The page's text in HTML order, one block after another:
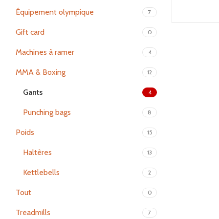
Équipement olympique 7
Gift card 0
Machines à ramer 4
MMA & Boxing 12
Gants 4
Punching bags 8
Poids 15
Haltères 13
Kettlebells 2
Tout 0
Treadmills 7